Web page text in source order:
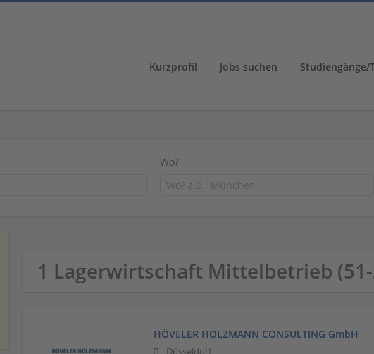
Kurzprofil Jobs suchen Studiengänge/
Wo?
1 Lagerwirtschaft Mittelbetrieb
HÖVELER HOLZMANN CONSULTING GmbH